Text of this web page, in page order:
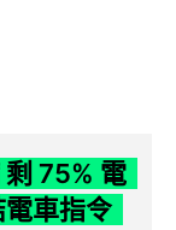
75% 電
車指令